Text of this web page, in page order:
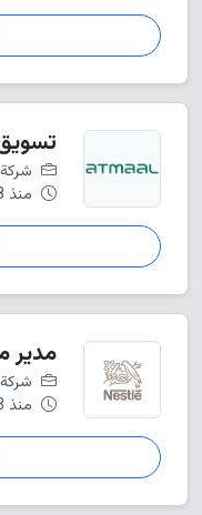
شركة
منذ 118 يوم
مدير
شركة
منذ 123 يوم